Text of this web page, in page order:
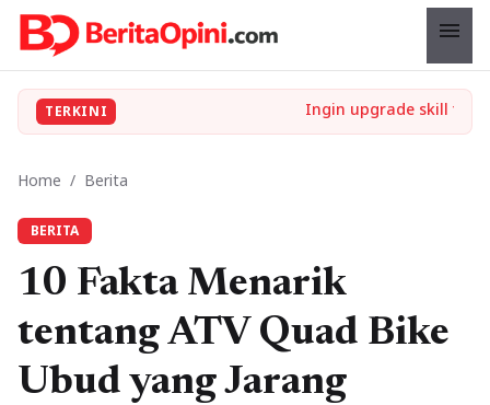
menu
TERKINI
Home / Berita
BERITA
10 Fakta Menarik
tentang ATV Quad Bike
Ubud yang Jarang